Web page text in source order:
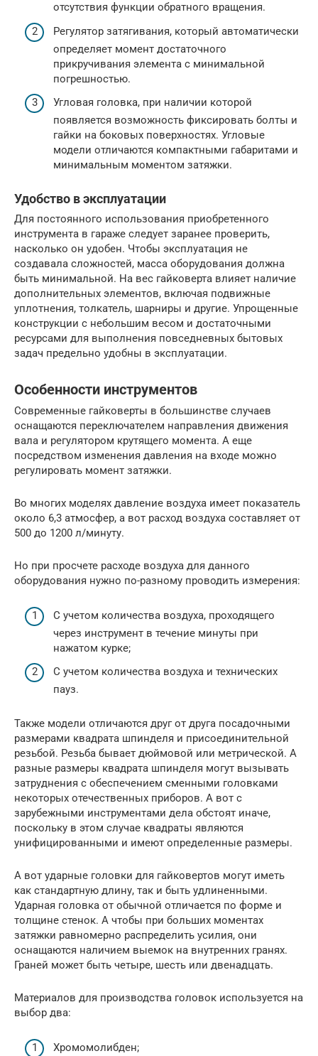
отсутствия функции обратного вращения.
Регулятор затягивания, который автоматически
определяет момент достаточного
прикручивания элемента с минимальной
погрешностью.
Угловая головка, при наличии которой
появляется возможность фиксировать болты и
гайки на боковых поверхностях. Угловые
модели отличаются компактными габаритами и
минимальным моментом затяжки.
Удобство в эксплуатации
Для постоянного использования приобретенного
инструмента в гараже следует заранее проверить,
насколько он удобен. Чтобы эксплуатация не
создавала сложностей, масса оборудования должна
быть минимальной. На вес гайковерта влияет наличие
дополнительных элементов, включая подвижные
уплотнения, толкатель, шарниры и другие. Упрощенные
конструкции с небольшим весом и достаточными
ресурсами для выполнения повседневных бытовых
задач предельно удобны в эксплуатации.
Особенности инструментов
Современные гайковерты в большинстве случаев
оснащаются переключателем направления движения
вала и регулятором крутящего момента. А еще
посредством изменения давления на входе можно
регулировать момент затяжки.
Во многих моделях давление воздуха имеет показатель
около 6,3 атмосфер, а вот расход воздуха составляет от
500 до 1200 л/минуту.
Но при просчете расходе воздуха для данного
оборудования нужно по-разному проводить измерения:
С учетом количества воздуха, проходящего
через инструмент в течение минуты при
нажатом курке;
С учетом количества воздуха и технических
пауз.
Также модели отличаются друг от друга посадочными
размерами квадрата шпинделя и присоединительной
резьбой. Резьба бывает дюймовой или метрической. А
разные размеры квадрата шпинделя могут вызывать
затруднения с обеспечением сменными головками
некоторых отечественных приборов. А вот с
зарубежными инструментами дела обстоят иначе,
поскольку в этом случае квадраты являются
унифицированными и имеют определенные размеры.
А вот ударные головки для гайковертов могут иметь
как стандартную длину, так и быть удлиненными.
Ударная головка от обычной отличается по форме и
толщине стенок. А чтобы при больших моментах
затяжки равномерно распределить усилия, они
оснащаются наличием выемок на внутренних гранях.
Граней может быть четыре, шесть или двенадцать.
Материалов для производства головок используется на
выбор два:
Хромомолибден;